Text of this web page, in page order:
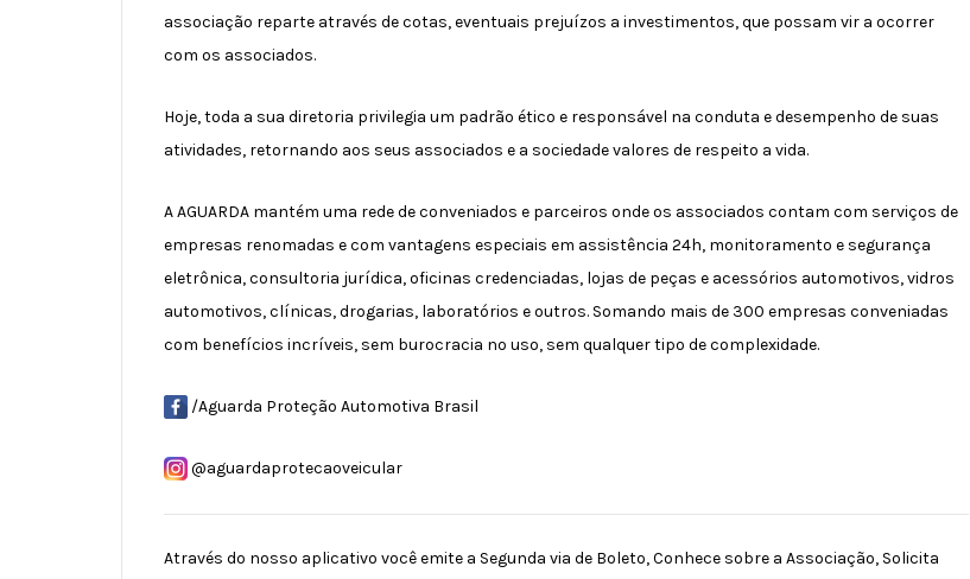
associação reparte através de cotas, eventuais prejuízos a investimentos, que possam vir a ocorrer
com os associados.
Hoje, toda a sua diretoria privilegia um padrão ético e responsável na conduta e desempenho de suas
atividades, retornando aos seus associados e a sociedade valores de respeito a vida.
A AGUARDA mantém uma rede de conveniados e parceiros onde os associados contam com serviços de
empresas renomadas e com vantagens especiais em assistência 24h, monitoramento e segurança
eletrônica, consultoria jurídica, oficinas credenciadas, lojas de peças e acessórios automotivos, vidros
automotivos, clínicas, drogarias, laboratórios e outros. Somando mais de 300 empresas conveniadas
com benefícios incríveis, sem burocracia no uso, sem qualquer tipo de complexidade.
/Aguarda Proteção Automotiva Brasil
@aguardaprotecaoveicular
Através do nosso aplicativo você emite a Segunda via de Boleto, Conhece sobre a Associação, Solicita